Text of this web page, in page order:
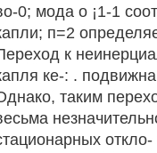
0; мода о ¡1-1
п=2
к
ке-: .
таким
откло-